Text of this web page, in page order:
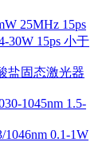
25MHz 15ps
30W 15ps 小于
盐固态激光器
1045nm 1.5-
0.1-1W